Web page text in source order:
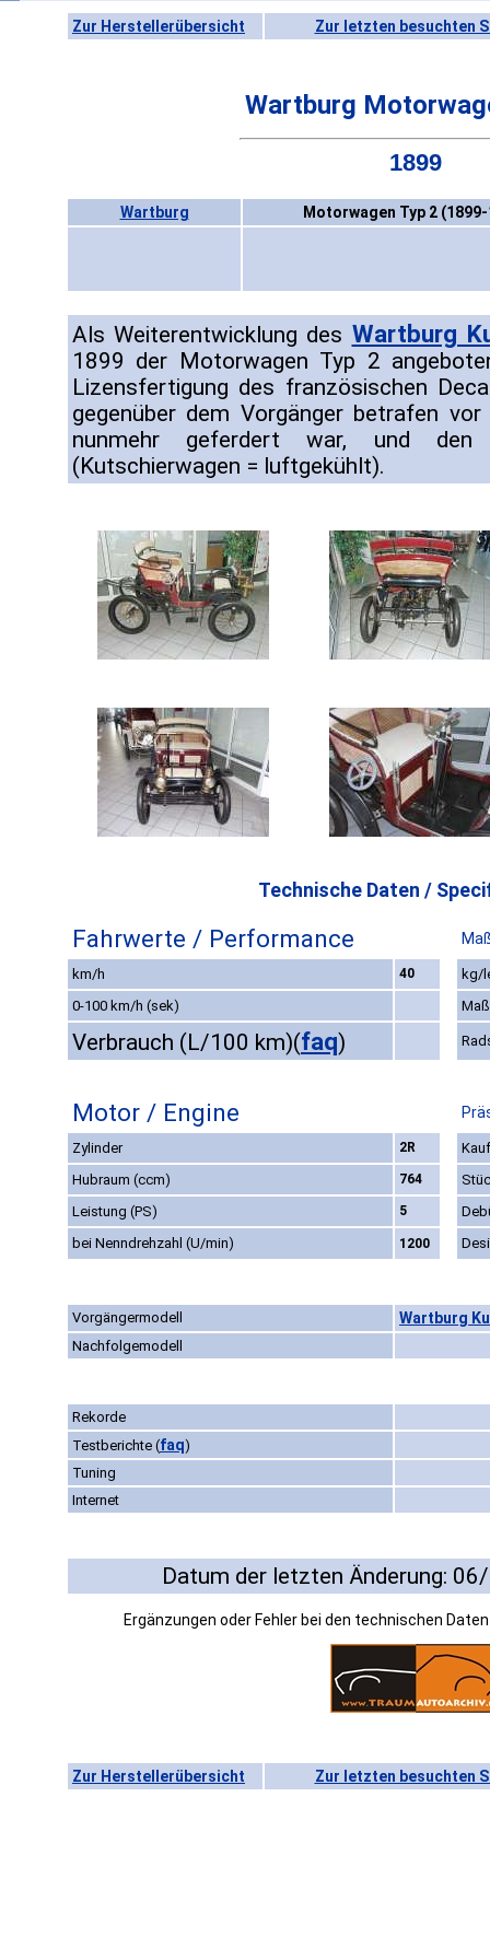
Zur Herstellerübersicht Zur letzten besuchten
Wartburg
1899
Wartburg Motorwagen Typ 2
Als Weiterentwicklung des Wartburg
1899 der Motorwagen Typ 2
Lizensfertigung des französischen
gegenüber dem Vorgänger betrafen
nunmehr geferdert war, und den
(Kutschierwagen = luftgekühlt).
Technische Daten /
Fahrwerte / Performance
km/h 40
kg/
0-100 km/h (sek)
Verbrauch (L/100 km)(faq)
Motor / Engine
Zylinder 2R
Hubraum (ccm)
764
Leistung (PS)
5
bei Nenndrehzahl (U/min)
1200
Vorgängermodell Wartburg
Nachfolgemodell
Rekorde
Testberichte (faq)
Tuning
Internet
Datum der letzten Änderung:
Ergänzungen oder Fehler bei den technischen
Zur Herstellerübersicht Zur letzten besuchten